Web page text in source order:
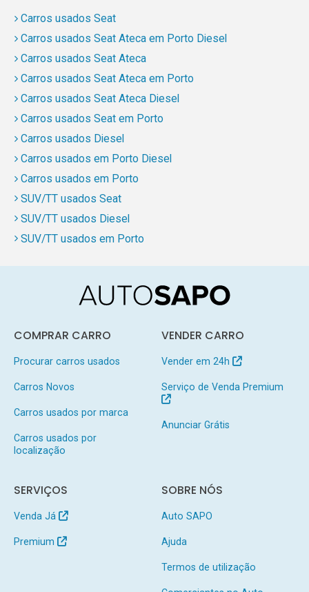
Carros usados Seat
Carros usados Seat Ateca em Porto Diesel
Carros usados Seat Ateca
Carros usados Seat Ateca em Porto
Carros usados Seat Ateca Diesel
Carros usados Seat em Porto
Carros usados Diesel
Carros usados em Porto Diesel
Carros usados em Porto
SUV/TT usados Seat
SUV/TT usados Diesel
SUV/TT usados em Porto
COMPRAR CARRO
Procurar carros usados
Carros Novos
Carros usados por marca
Carros usados por
localização
VENDER CARRO
Vender em 24h
Serviço de Venda Premium
Anunciar Grátis
SERVIÇOS
Venda Já
Premium
SOBRE NÓS
Auto SAPO
Ajuda
Termos de utilização